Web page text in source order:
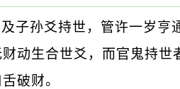
子孙爻持世，管许一岁亨
动生合世爻，而官鬼持
破财。